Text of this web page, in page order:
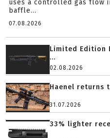
uses a controlled gas flow
baffle...
07.08.2026
Limited Edition
...
02.08.2026
Haenel returns
31.07.2026
33% lighter